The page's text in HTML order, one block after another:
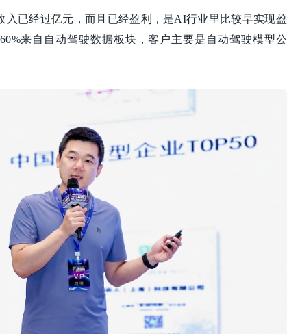
入已经过亿元，而且已经盈利，是AI行业里比较早实现盈
来自自动驾驶数据板块，客户主要是自动驾驶模型公